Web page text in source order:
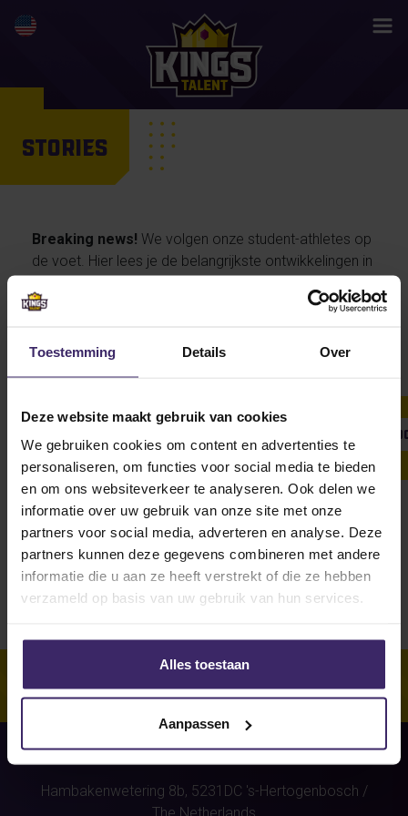
Toestemming Details Over
Deze website maakt gebruik van cookies
We gebruiken cookies om content en advertenties te
personaliseren, om functies voor social media te bieden
en om ons websiteverkeer te analyseren. Ook delen we
informatie over uw gebruik van onze site met onze
partners voor social media, adverteren en analyse. Deze
partners kunnen deze gegevens combineren met andere
informatie die u aan ze heeft verstrekt of die ze hebben
verzameld op basis van uw gebruik van hun services.
Alles toestaan
Aanpassen
STORIES
Breaking news! We volgen onze student-athletes op
de voet. Hier lees je de belangrijkste ontwikkelingen in
persoonlijke verhalen van onze talenten… en straks
Unfortunately, for this athlete
(Bryan Simons)were no stories
found.
Hambakenwetering 8b, 5231DC 's-Hertogenbosch /